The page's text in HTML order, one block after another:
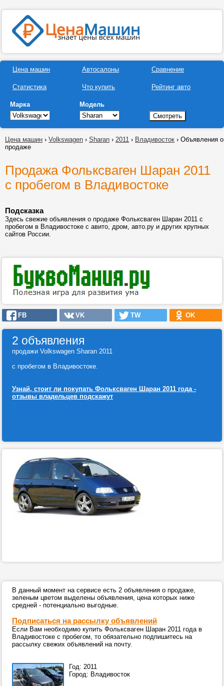
Цена машин
Статистика
Автосалоны
Что купить
Сравнение
Рейтинг авто
Марка Модель
Цена машин › Volkswagen › Sharan › 2011 › Владивосток › Объявления о
продаже
Продажа Фольксваген Шаран 2011
с пробегом в Владивостоке
Подсказка
Здесь свежие объявления о продаже Фольксваген Шаран 2011 с
пробегом в Владивостоке с авито, дром, авто.ру и других крупных
сайтов России.
FB VK TW OK
2 объявления
продажи Volkswagen Sharan 2011
с пробегом в Владивостоке.
Узнай, стоит ли покупать Фольксваген Шаран 2011 года -
отзывы владельцев подскажут
В данный момент на сервисе есть 2 объявления о продаже,
зеленым цветом выделены объявления, цена которых ниже
средней - потенциально выгодные.
Подписаться на рассылку объявлений
Если Вам необходимо купить Фольксваген Шаран 2011 года в
Владивостоке с пробегом, то обязательно подпишитесь на
рассылку свежих объявлений на почту.
Год: 2011
Город: Владивосток